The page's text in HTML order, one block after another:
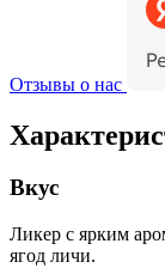
Отзывы о нас
Вкус
Ликер с ярким
ягод личи.